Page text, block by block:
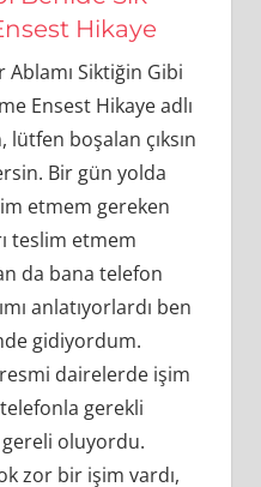
Hikaye
Siktiğin Gibi
Ensest Hikaye adlı
lütfen boşalan çıksın
Bir gün yolda
etmem gereken
teslim etmem
da bana telefon
anlatıyorlardı ben
gidiyordum.
dairelerde işim
gerekli
oluyordu.
zor bir işim vardı,